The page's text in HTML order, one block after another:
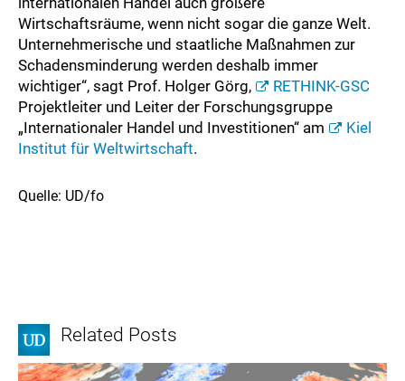
Wirtschaftsräume, wenn nicht sogar die ganze Welt.
Unternehmerische und staatliche Maßnahmen zur
Schadensminderung werden deshalb immer
wichtiger“, sagt Prof. Holger Görg,
RETHINK-GSC
Projektleiter und Leiter der Forschungsgruppe
„Internationaler Handel und Investitionen“ am
Kiel
Institut für Weltwirtschaft.
Quelle: UD/fo
Related Posts